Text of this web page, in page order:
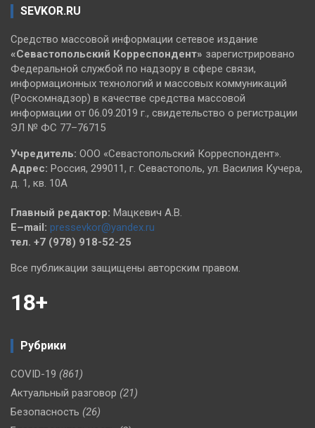
SEVKOR.RU
Средство массовой информации сетевое издание
«Севастопольский Корреспондент» зарегистрировано
Федеральной службой по надзору в сфере связи,
информационных технологий и массовых коммуникаций
(Роскомнадзор) в качестве средства массовой
информации от 06.09.2019 г., свидетельство о регистрации
ЭЛ № ФС 77–76715
Учредитель: ООО «Севастопольский Корреспондент».
Адрес: Россия, 299011, г. Севастополь, ул. Василия Кучера,
д. 1, кв. 10А
Главный редактор: Мацкевич А.В.
E–mail: pressevkor@yandex.ru
тел. +7 (978) 918-52-25
Все публикации защищены авторским правом.
18+
Рубрики
COVID-19 (861)
Актуальный разговор (21)
Безопасность (26)